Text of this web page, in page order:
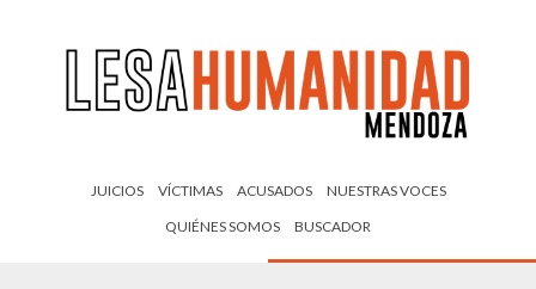
JUICIOS VÍCTIMAS ACUSADOS
NUESTRAS VOCES
QUIÉNES SOMOS
BUSCADOR